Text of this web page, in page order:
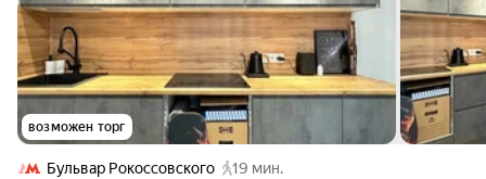
возможен торг
Бульвар Рокоссовского
19 мин.